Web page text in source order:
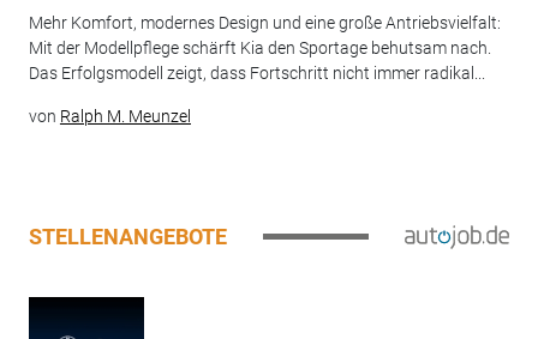
Mehr Komfort, modernes Design und eine große Antriebsvielfalt:
Mit der Modellpflege schärft Kia den Sportage behutsam nach.
Das Erfolgsmodell zeigt, dass Fortschritt nicht immer radikal...
von Ralph M. Meunzel
STELLENANGEBOTE